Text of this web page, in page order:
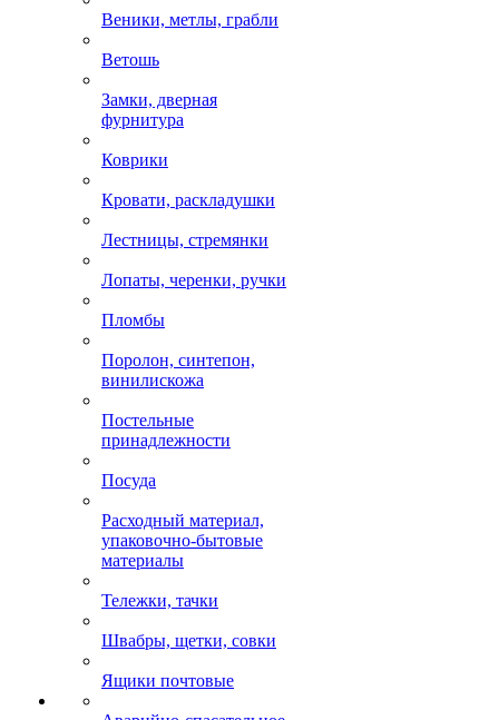
Веники, метлы, грабли
Ветошь
Замки, дверная
фурнитура
Коврики
Кровати, раскладушки
Лестницы, стремянки
Лопаты, черенки, ручки
Пломбы
Поролон, синтепон,
винилискожа
Постельные
принадлежности
Посуда
Расходный материал,
упаковочно-бытовые
материалы
Тележки, тачки
Швабры, щетки, совки
Ящики почтовые